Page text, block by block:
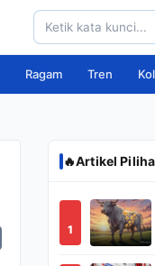
Ragam Tren
🔥Artikel
1